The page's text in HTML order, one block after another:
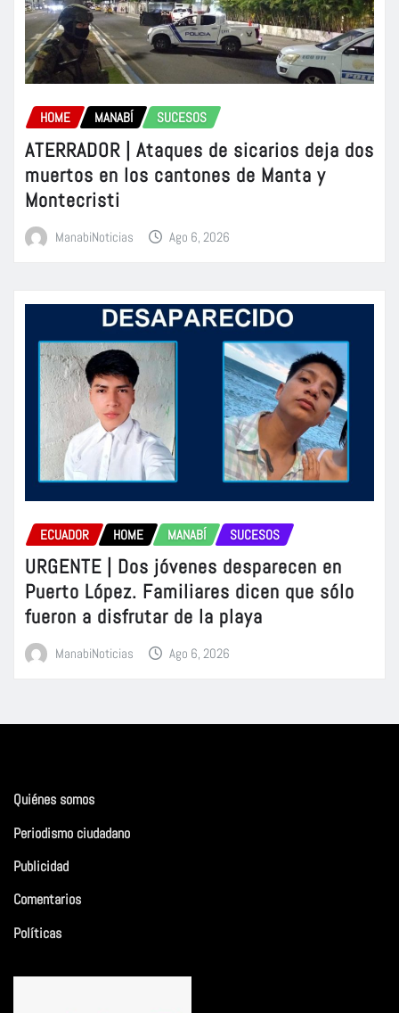
HOME MANABÍ SUCESOS
ATERRADOR | Ataques de sicarios deja dos
muertos en los cantones de Manta y
Montecristi
ManabiNoticias Ago 6, 2026
ECUADOR HOME MANABÍ SUCESOS
URGENTE | Dos jóvenes desparecen en
Puerto López. Familiares dicen que sólo
fueron a disfrutar de la playa
ManabiNoticias Ago 6, 2026
Quiénes somos
Periodismo ciudadano
Publicidad
Comentarios
Políticas